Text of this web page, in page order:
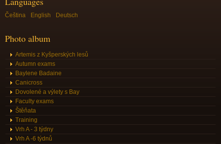
Čeština English Deutsch
Photo album
Artemis z Kyšperských lesů
Autumn exams
Baylene Badaine
Canicross
Dovolené a výlety s Bay
Faculty exams
Štěňata
Training
Vrh A - 3 týdny
Vrh A -6 týdnů